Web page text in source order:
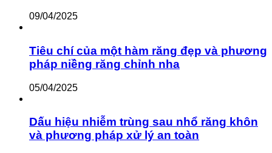
09/04/2025
Tiêu chí của một hàm răng đẹp và phương
pháp niềng răng chỉnh nha
05/04/2025
Dấu hiệu nhiễm trùng sau nhổ răng khôn
và phương pháp xử lý an toàn